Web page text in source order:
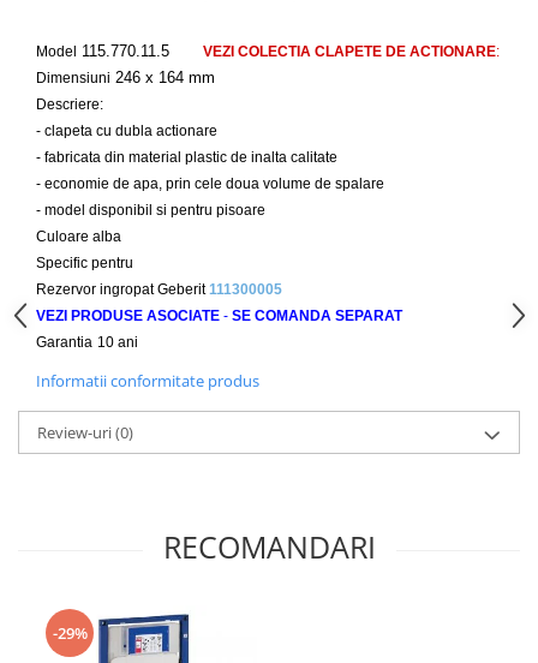
Model 115.770.11.5 VEZI COLECTIA CLAPETE DE ACTIONARE:
Dimensiuni 246 x 164 mm
Descriere:
- clapeta cu dubla actionare
- fabricata din material plastic de inalta calitate
- economie de apa, prin cele doua volume de spalare
- model disponibil si pentru pisoare
Culoare alba
Specific pentru
Rezervor ingropat Geberit 111300005
VEZI PRODUSE ASOCIATE - SE COMANDA SEPARAT
Garantia 10 ani
Informatii conformitate produs
Review-uri(0)
RECOMANDARI
-29%